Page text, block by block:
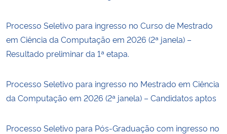
Processo Seletivo para ingresso no Curso de Mestrado
em Ciência da Computação em 2026 (2ª janela) –
Resultado preliminar da 1ª etapa.
Processo Seletivo para ingresso no Mestrado em Ciência
da Computação em 2026 (2ª janela) – Candidatos aptos
Processo Seletivo para Pós-Graduação com ingresso no